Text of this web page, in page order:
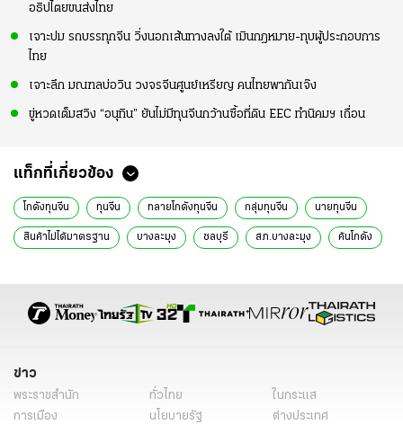
อธิปไตยขนส่งไทย
เจาะปม รถบรรทุกจีน วิ่งนอกเส้นทางลงใต้ เมินกฎหมาย-ทุบผู้ประกอบการ
ไทย
เจาะลึก มณฑลบ่อวิน วงจรจีนศูนย์เหรียญ คนไทยพากันเจ๊ง
ขู่หวดเต็มสวิง “อนุทิน” ยันไม่มีทุนจีนกว้านซื้อที่ดิน EEC ทำนิคมฯ เถื่อน
แท็กที่เกี่ยวข้อง
โกดังทุนจีน ทุนจีน ทลายโกดังทุนจีน กลุ่มทุนจีน นายทุนจีน
สินค้าไม่ได้มาตรฐาน บางละมุง ชลบุรี สภ.บางละมุง ค้นโกดัง
ข่าว
พระราชสำนัก ทั่วไทย
ในกระแส
การเมือง
นโยบายรัฐ
ต่างประเทศ